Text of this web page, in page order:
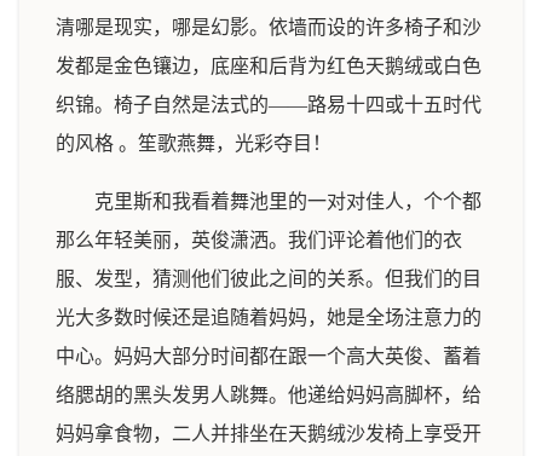
清哪是现实，哪是幻影。依墙而设的许多椅子和沙
发都是金色镶边，底座和后背为红色天鹅绒或白色
织锦。椅子自然是法式的——路易十四或十五时代
的风格 。笙歌燕舞，光彩夺目！
克里斯和我看着舞池里的一对对佳人，个个都
那么年轻美丽，英俊潇洒。我们评论着他们的衣
服、发型，猜测他们彼此之间的关系。但我们的目
光大多数时候还是追随着妈妈，她是全场注意力的
中心。妈妈大部分时间都在跟一个高大英俊、蓄着
络腮胡的黑头发男人跳舞。他递给妈妈高脚杯，给
妈妈拿食物，二人并排坐在天鹅绒沙发椅上享受开